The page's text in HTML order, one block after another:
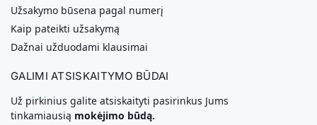
Užsakymo būsena pagal numerį
Kaip pateikti užsakymą
Dažnai užduodami klausimai
GALIMI ATSISKAITYMO BŪDAI
Už pirkinius galite atsiskaityti pasirinkus Jums
tinkamiausią mokėjimo būdą.